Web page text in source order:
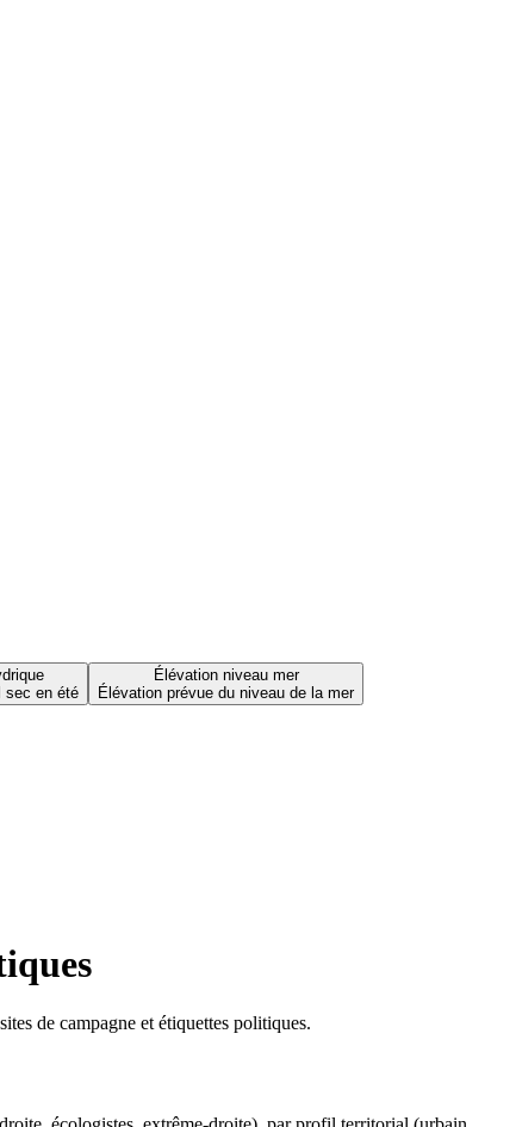
sec en été
Élévation niveau mer
Élévation prévue du niveau de la mer
de campagne et étiquettes politiques.